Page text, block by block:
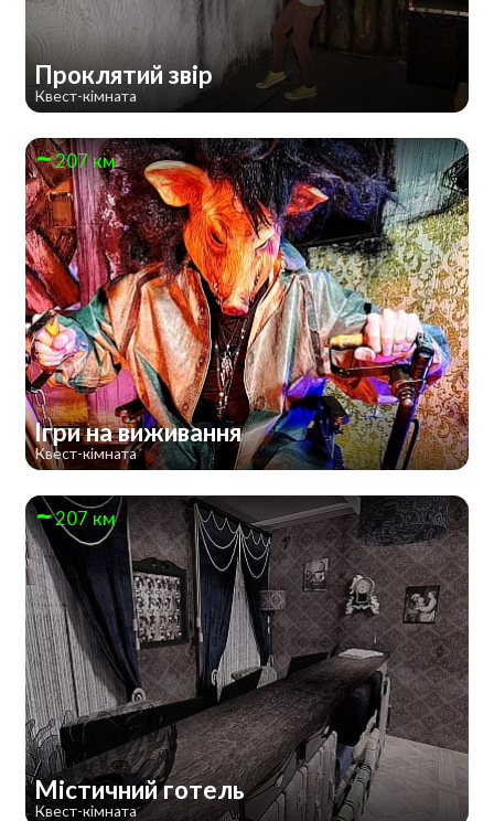
Проклятий звір
Квест-кімната
207 км
Ігри на виживання
Квест-кімната
207 км
Містичний готель
Квест-кімната